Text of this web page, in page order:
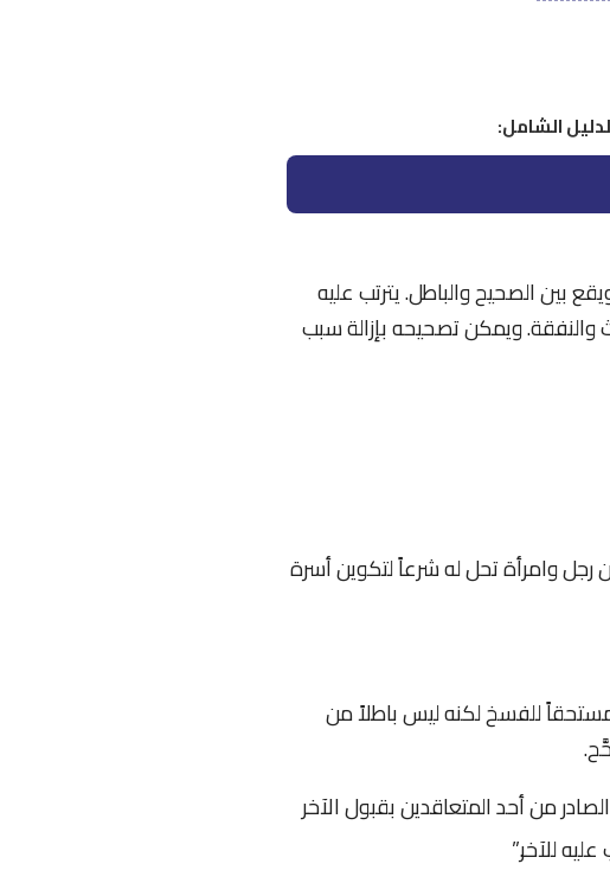
الشامل:
بين الصحيح والباطل. يترتب عليه
والنفقة. ويمكن تصحيحه بإزالة سبب
رقم 15 لسنة 2019 في المادة (5) بأنه: “عقد بين رجل وامرأة تحل له شرعاً لتكوين أسرة
للفسخ لكنه ليس باطلاً من
من أحد المتعاقدين بقبول الآخر
للآخر.”